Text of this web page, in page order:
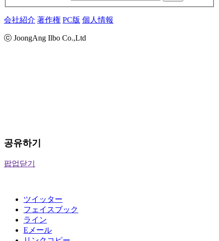
会社紹介 著作権 PC版 個人情報
ⓒ JoongAng Ilbo Co.,Ltd
공유하기
팝업닫기
ツイッター
フェイスブック
ライン
Eメール